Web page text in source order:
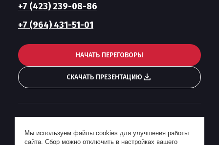
+7 (423) 239-08-86
+7 (964) 431-51-01
НАЧАТЬ ПЕРЕГОВОРЫ
СКАЧАТЬ ПРЕЗЕНТАЦИЮ
Пользовательское соглашение
Мы используем файлы cookies для улучшения работы
сайта. Сбор можно отключить в настройках вашего